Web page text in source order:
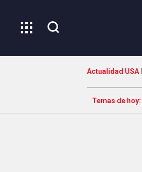
Actualidad USA
Temas de hoy: